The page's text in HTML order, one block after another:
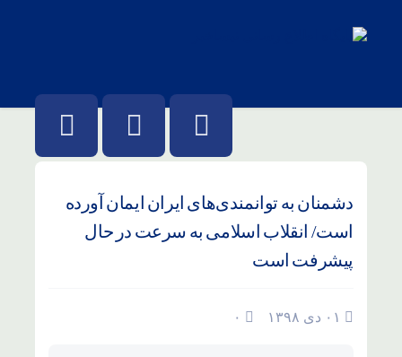
دشمنان به توانمندی‌های ایران ایمان آورده‌
است/ انقلاب اسلامی به سرعت در حال
پیشرفت است
۰